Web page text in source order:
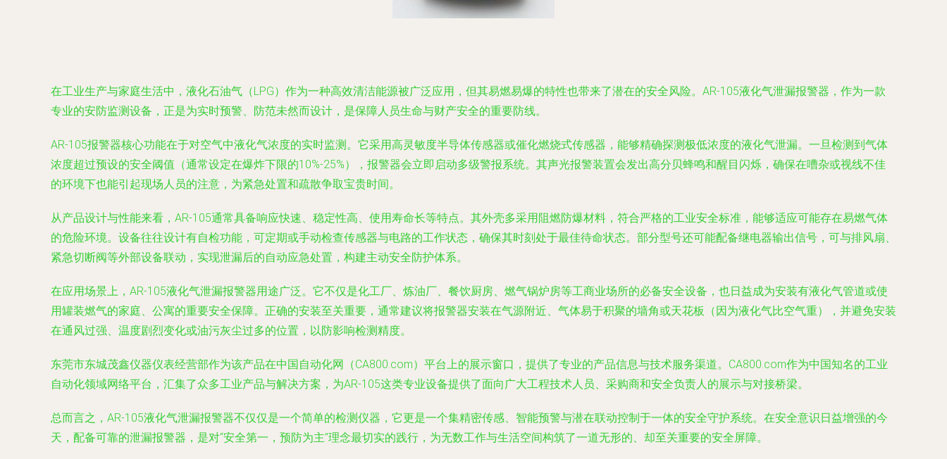
在工业生产与家庭生活中，液化石油气（LPG）作为一种高效清洁能源被广泛应用，但其易燃易爆的特性也带来了潜在的安全风险。AR-105液化气泄漏报警器，作为一款
专业的安防监测设备，正是为实时预警、防范未然而设计，是保障人员生命与财产安全的重要防线。
AR-105报警器核心功能在于对空气中液化气浓度的实时监测。它采用高灵敏度半导体传感器或催化燃烧式传感器，能够精确探测极低浓度的液化气泄漏。一旦检测到气体
浓度超过预设的安全阈值（通常设定在爆炸下限的10%-25%），报警器会立即启动多级警报系统。其声光报警装置会发出高分贝蜂鸣和醒目闪烁，确保在嘈杂或视线不佳
的环境下也能引起现场人员的注意，为紧急处置和疏散争取宝贵时间。
从产品设计与性能来看，AR-105通常具备响应快速、稳定性高、使用寿命长等特点。其外壳多采用阻燃防爆材料，符合严格的工业安全标准，能够适应可能存在易燃气体
的危险环境。设备往往设计有自检功能，可定期或手动检查传感器与电路的工作状态，确保其时刻处于最佳待命状态。部分型号还可能配备继电器输出信号，可与排风扇、
紧急切断阀等外部设备联动，实现泄漏后的自动应急处置，构建主动安全防护体系。
在应用场景上，AR-105液化气泄漏报警器用途广泛。它不仅是化工厂、炼油厂、餐饮厨房、燃气锅炉房等工商业场所的必备安全设备，也日益成为安装有液化气管道或使
用罐装燃气的家庭、公寓的重要安全保障。正确的安装至关重要，通常建议将报警器安装在气源附近、气体易于积聚的墙角或天花板（因为液化气比空气重），并避免安装
在通风过强、温度剧烈变化或油污灰尘过多的位置，以防影响检测精度。
东莞市东城茂鑫仪器仪表经营部作为该产品在中国自动化网（CA800.com）平台上的展示窗口，提供了专业的产品信息与技术服务渠道。CA800.com作为中国知名的工业
自动化领域网络平台，汇集了众多工业产品与解决方案，为AR-105这类专业设备提供了面向广大工程技术人员、采购商和安全负责人的展示与对接桥梁。
总而言之，AR-105液化气泄漏报警器不仅仅是一个简单的检测仪器，它更是一个集精密传感、智能预警与潜在联动控制于一体的安全守护系统。在安全意识日益增强的今
天，配备可靠的泄漏报警器，是对“安全第一，预防为主”理念最切实的践行，为无数工作与生活空间构筑了一道无形的、却至关重要的安全屏障。